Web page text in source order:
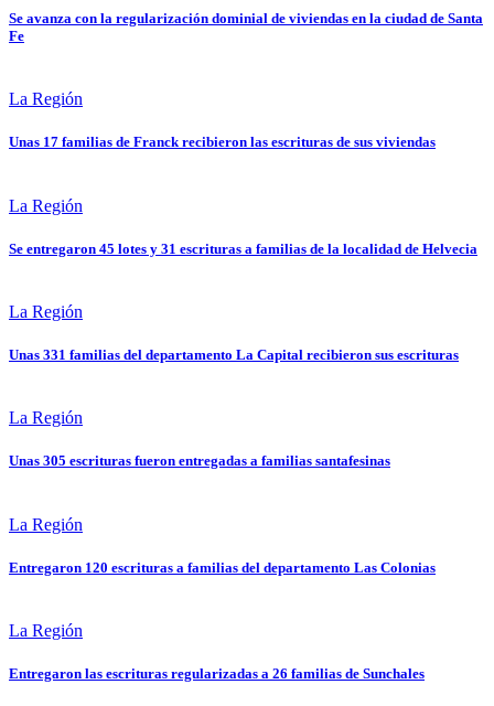
Se avanza con la regularización dominial de viviendas en la ciudad de Santa
Fe
La Región
Unas 17 familias de Franck recibieron las escrituras de sus viviendas
La Región
Se entregaron 45 lotes y 31 escrituras a familias de la localidad de Helvecia
La Región
Unas 331 familias del departamento La Capital recibieron sus escrituras
La Región
Unas 305 escrituras fueron entregadas a familias santafesinas
La Región
Entregaron 120 escrituras a familias del departamento Las Colonias
La Región
Entregaron las escrituras regularizadas a 26 familias de Sunchales